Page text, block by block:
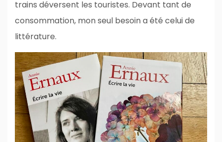
trains déversent les touristes. Devant tant de
consommation, mon seul besoin a été celui de
littérature.